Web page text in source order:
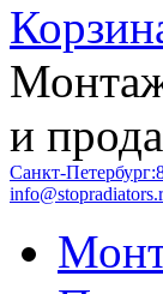
и
Санкт-Петербург: